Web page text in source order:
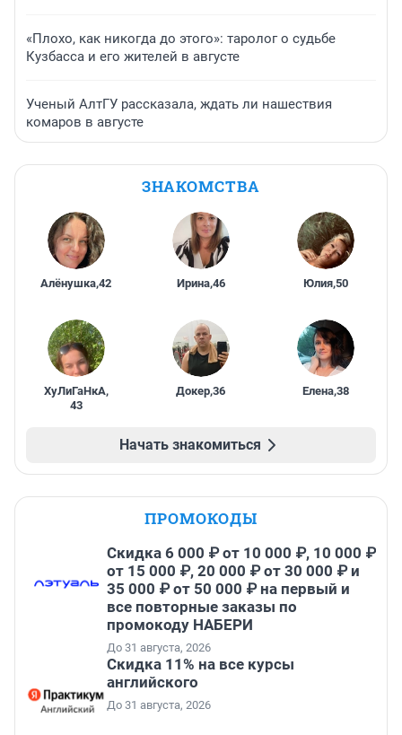
«Плохо, как никогда до этого»: таролог о судьбе
Кузбасса и его жителей в августе
Ученый АлтГУ рассказала, ждать ли нашествия
комаров в августе
ЗНАКОМСТВА
Алёнушка,42 Ирина,46 Юлия,50
ХуЛиГаНкА,
43
Докер,36 Елена,38
Начать знакомиться
ПРОМОКОДЫ
Скидка 6 000 ₽ от 10 000 ₽, 10 000 ₽
от 15 000 ₽, 20 000 ₽ от 30 000 ₽ и
35 000 ₽ от 50 000 ₽ на первый и
все повторные заказы по
промокоду НАБЕРИ
До 31 августа, 2026
Скидка 11% на все курсы
английского
До 31 августа, 2026